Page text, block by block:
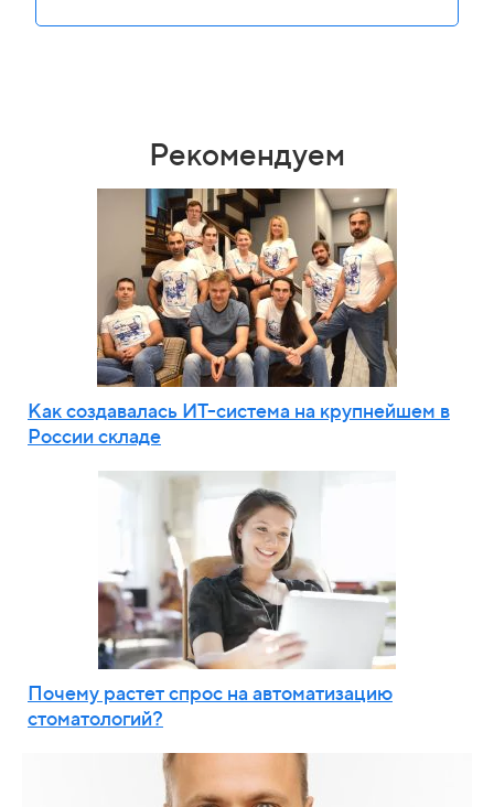
Рекомендуем
Как создавалась ИТ-система на крупнейшем в
России складе
Почему растет спрос на автоматизацию
стоматологий?